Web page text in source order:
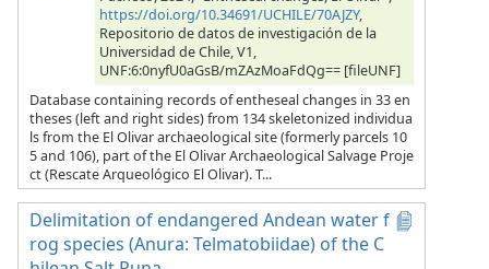
https://doi.org/10.34691/UCHILE/70AJZY,
Repositorio de datos de investigación de la
Universidad de Chile, V1,
UNF:6:0nyfU0aGsB/mZAzMoaFdQg== [fileUNF]
Database containing records of entheseal changes in 33 en
theses (left and right sides) from 134 skeletonized individua
ls from the El Olivar archaeological site (formerly parcels 10
5 and 106), part of the El Olivar Archaeological Salvage Proje
ct (Rescate Arqueológico El Olivar). T...
Delimitation of endangered Andean water f
rog species (Anura: Telmatobiidae) of the C